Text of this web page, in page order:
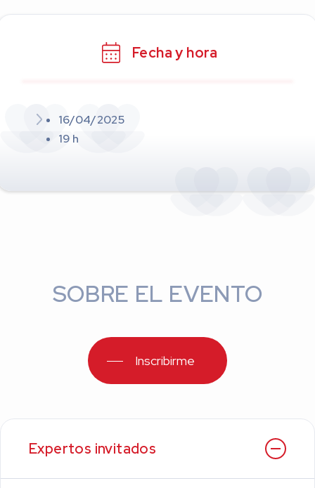
Fecha y hora
16/04/2025
19 h
SOBRE EL EVENTO
Inscribirme
Expertos invitados